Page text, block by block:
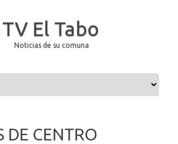
TV El Tabo
Noticias de su comuna
DE CENTRO